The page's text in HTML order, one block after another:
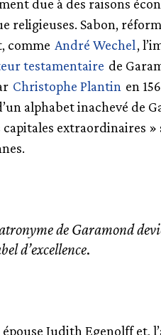
due à des raisons
religieuses. Sabon,
comme André Wechel,
testamentaire de
Christophe Plantin en
alphabet inachevé de
capitales extraordinaires »
de Garamond
d’excellence.
épouse Judith Egenolff et,